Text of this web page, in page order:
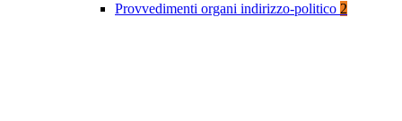
Provvedimenti organi indirizzo-politico 2